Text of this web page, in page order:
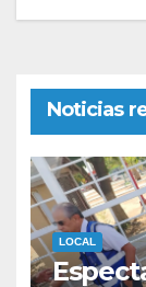
Noticias
LOCAL